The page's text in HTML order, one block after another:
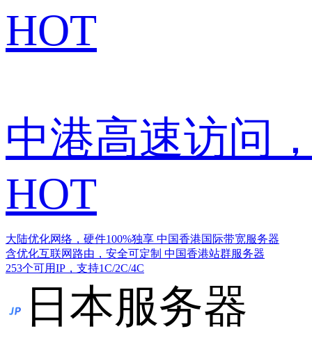
HOT
中港高速访问
HOT
大陆优化网络，硬件100%独享 中国香港国际带宽服务器
含优化互联网路由，安全可定制 中国香港站群服务器
253个可用IP，支持1C/2C/4C
日本服务器